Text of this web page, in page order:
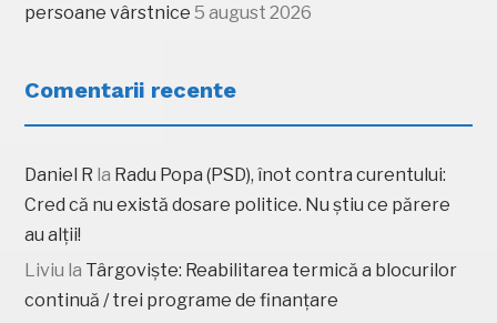
persoane vârstnice 5 august 2026
Comentarii recente
Daniel R la Radu Popa (PSD), înot contra curentului:
Cred că nu există dosare politice. Nu știu ce părere
au alții!
Liviu la Târgoviște: Reabilitarea termică a blocurilor
continuă / trei programe de finanțare